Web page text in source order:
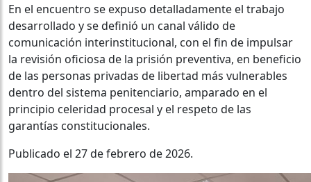
En el encuentro se expuso detalladamente el trabajo
desarrollado y se definió un canal válido de
comunicación interinstitucional, con el fin de impulsar
la revisión oficiosa de la prisión preventiva, en beneficio
de las personas privadas de libertad más vulnerables
dentro del sistema penitenciario, amparado en el
principio celeridad procesal y el respeto de las
garantías constitucionales.
Publicado el 27 de febrero de 2026.